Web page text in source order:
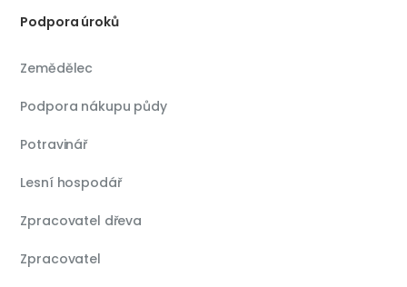
Podpora úroků
Zemědělec
Podpora nákupu půdy
Potravinář
Lesní hospodář
Zpracovatel dřeva
Zpracovatel